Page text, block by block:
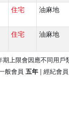
住宅 油麻地
住宅 油麻地
上限會因應不同用戶
般會員 五年 | 經紀會員